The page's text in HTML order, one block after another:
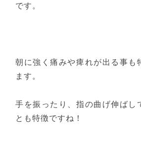
です。
朝に強く痛みや痺れが出る事も
ます。
手を振ったり、指の曲げ伸ばし
とも特徴ですね！